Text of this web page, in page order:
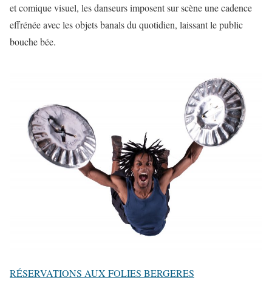
et comique visuel, les danseurs imposent sur scène une cadence
effrénée avec les objets banals du quotidien, laissant le public
bouche bée.
RÉSERVATIONS AUX FOLIES BERGERES